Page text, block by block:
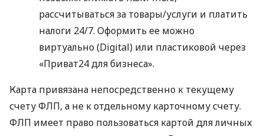
рассчитываться за товары/услуги и платить
налоги 24/7. Оформить ее можно
виртуально (Digital) или пластиковой через
«Приват24 для бизнеса».
Карта привязана непосредственно к текущему
счету ФЛП, а не к отдельному карточному счету.
ФЛП имеет право пользоваться картой для личных